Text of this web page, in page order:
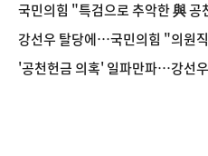
국민의힘 "특검으로 추악한 與 공
강선우 탈당에…국민의힘 "의원
'공천헌금 의혹' 일파만파…강선